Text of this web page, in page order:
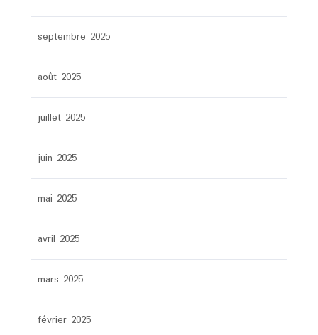
septembre 2025
août 2025
juillet 2025
juin 2025
mai 2025
avril 2025
mars 2025
février 2025